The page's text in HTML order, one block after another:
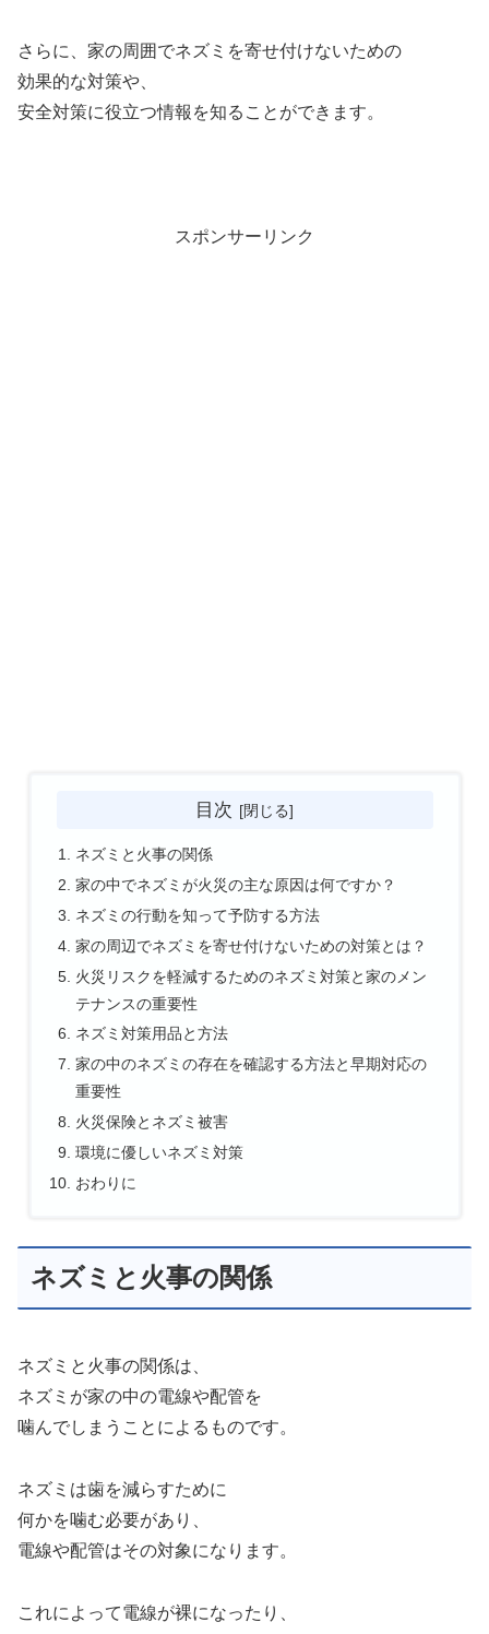
さらに、家の周囲でネズミを寄せ付けないための
効果的な対策や、
安全対策に役立つ情報を知ることができます。
スポンサーリンク
目次
ネズミと火事の関係
家の中でネズミが火災の主な原因は何ですか？
ネズミの行動を知って予防する方法
家の周辺でネズミを寄せ付けないための対策とは？
火災リスクを軽減するためのネズミ対策と家のメン
テナンスの重要性
ネズミ対策用品と方法
家の中のネズミの存在を確認する方法と早期対応の
重要性
火災保険とネズミ被害
環境に優しいネズミ対策
おわりに
ネズミと火事の関係
ネズミと火事の関係は、
ネズミが家の中の電線や配管を
噛んでしまうことによるものです。
ネズミは歯を減らすために
何かを噛む必要があり、
電線や配管はその対象になります。
これによって電線が裸になったり、